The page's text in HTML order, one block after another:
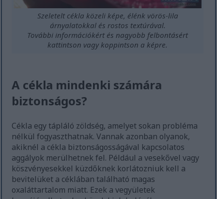
Szeletelt cékla közeli képe, élénk vörös-lila
árnyalatokkal és rostos textúrával.
További információkért és nagyobb felbontásért
kattintson vagy koppintson a képre.
A cékla mindenki számára
biztonságos?
Cékla egy tápláló zöldség, amelyet sokan probléma
nélkül fogyaszthatnak. Vannak azonban olyanok,
akiknél a cékla biztonságosságával kapcsolatos
aggályok merülhetnek fel. Például a vesekővel vagy
köszvényesekkel küzdőknek korlátozniuk kell a
bevitelüket a céklában található magas
oxaláttartalom miatt. Ezek a vegyületek